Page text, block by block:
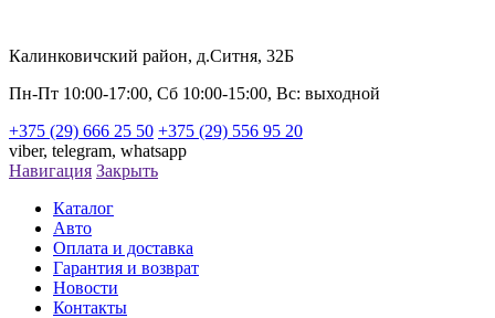
Калинковичский район, д.Ситня, 32Б
Пн-Пт 10:00-17:00, Сб 10:00-15:00, Вс: выходной
+375 (29) 666 25 50 +375 (29) 556 95 20
viber, telegram, whatsapp
Навигация Закрыть
Каталог
Авто
Оплата и доставка
Гарантия и возврат
Новости
Контакты